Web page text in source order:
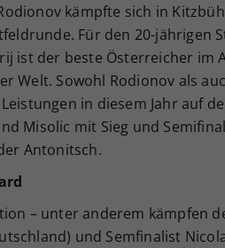
kämpfte sich in
Für den 20-jährigen
ist der beste Österreicher im
Welt. Sowohl Rodionov als
in diesem Jahr auf
Misolic mit Sieg und
Antonitsch.
– unter anderem kämpfen
und Semfinalist